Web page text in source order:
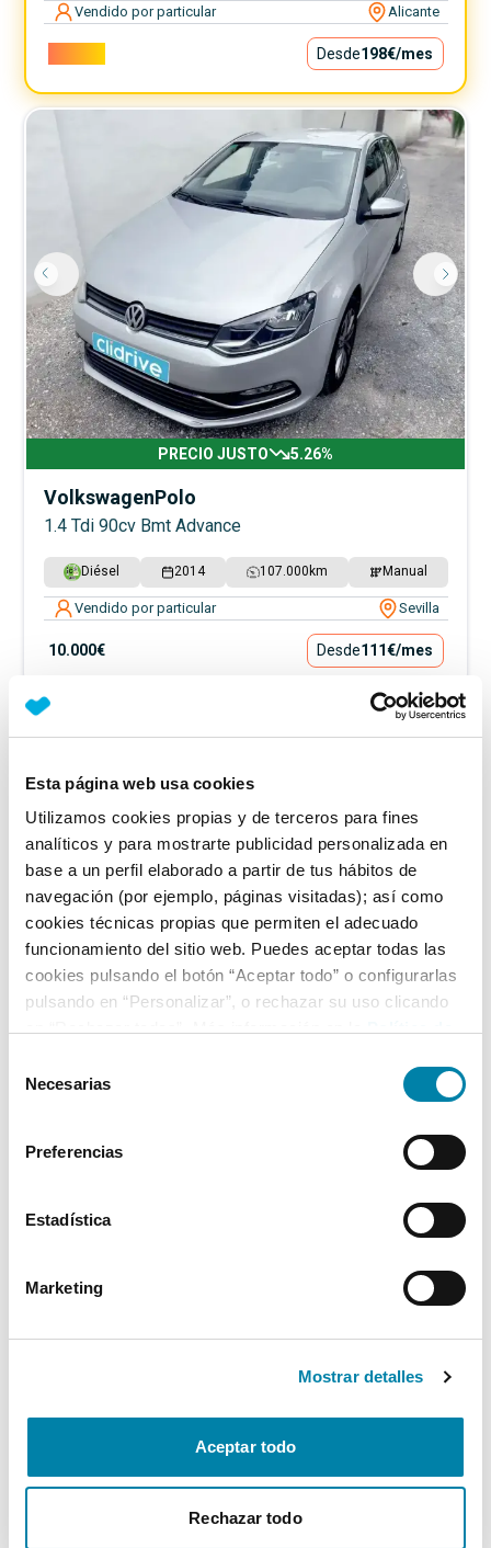
Esta página web usa cookies
Utilizamos cookies propias y de terceros para fines
analíticos y para mostrarte publicidad personalizada en
base a un perfil elaborado a partir de tus hábitos de
navegación (por ejemplo, páginas visitadas); así como
cookies técnicas propias que permiten el adecuado
funcionamiento del sitio web. Puedes aceptar todas las
cookies pulsando el botón “Aceptar todo” o configurarlas
pulsando en “Personalizar”, o rechazar su uso clicando
Necesarias
Preferencias
Estadística
Marketing
Mostrar detalles
Aceptar todo
Rechazar todo
Vendido por particular Alicante
Desde198€/mes
PRECIO JUSTO 5.26%
VolkswagenPolo
1.4 Tdi 90cv Bmt Advance
Diésel 2014 107.000 km Manual
Vendido por particular Sevilla
10.000€ Desde111€/mes